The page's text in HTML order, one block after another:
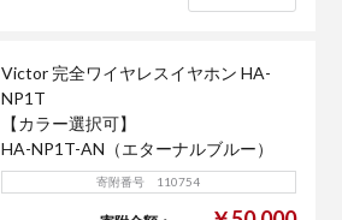
Victor 完全ワイヤレスイヤホン HA-
NP1T
【カラー選択可】
HA-NP1T-AN（エターナルブルー）
寄附番号 110754